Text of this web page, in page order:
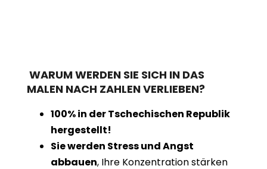
WARUM WERDEN SIE SICH IN DAS
MALEN NACH ZAHLEN VERLIEBEN?
100% in der Tschechischen Republik
hergestellt!
Sie werden Stress und Angst
abbauen, Ihre Konzentration stärken